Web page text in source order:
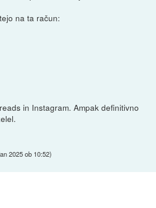
na ta račun:
in Instagram. Ampak definitivno
2025 ob 10:52)